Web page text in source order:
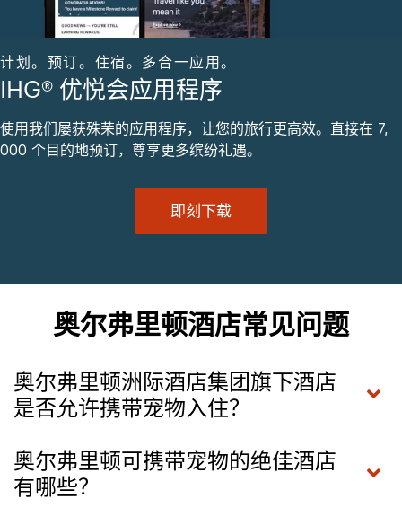
计划。预订。住宿。多合一应用。
IHG® 优悦会应用程序
使用我们屡获殊荣的应用程序，让您的旅行更高效。直接在 7,
000 个目的地预订，尊享更多缤纷礼遇。
即刻下载
奥尔弗里顿酒店常见问题
奥尔弗里顿洲际酒店集团旗下酒店
是否允许携带宠物入住？
奥尔弗里顿可携带宠物的绝佳酒店
有哪些？